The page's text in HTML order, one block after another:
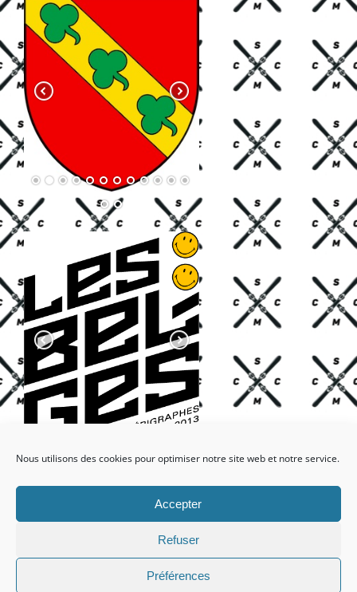
Nous utilisons des cookies pour optimiser notre site web et notre service.
Accepter
Refuser
Préférences